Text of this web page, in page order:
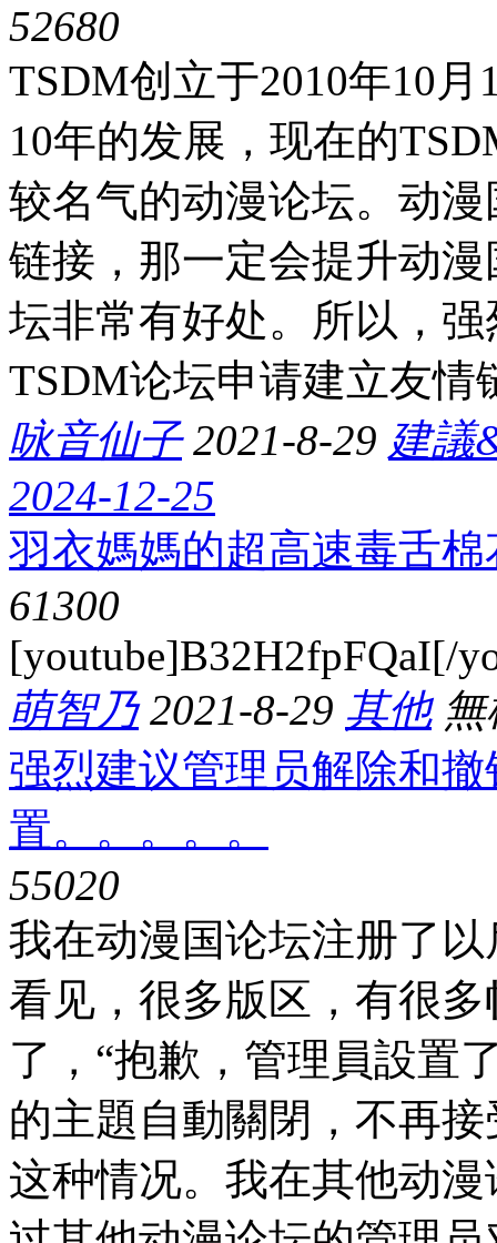
52680
TSDM创立于2010年10
10年的发展，现在的
较名气的动漫论坛。动
链接，那一定会提升动
坛非常有好处。所以，
TSDM论坛申请建立友情
咏音仙子 2021-8-29 建議
2024-12-25
羽衣媽媽的超高速毒舌
61300
[youtube]B32H2fpFQaI[/
萌智乃 2021-8-29 其他
强烈建议管理员解除和
置。。。。。
55020
我在动漫国论坛注册了
看见，很多版区，有很
了，“抱歉，管理員設置
的主題自動關閉，不再
这种情况。我在其他动